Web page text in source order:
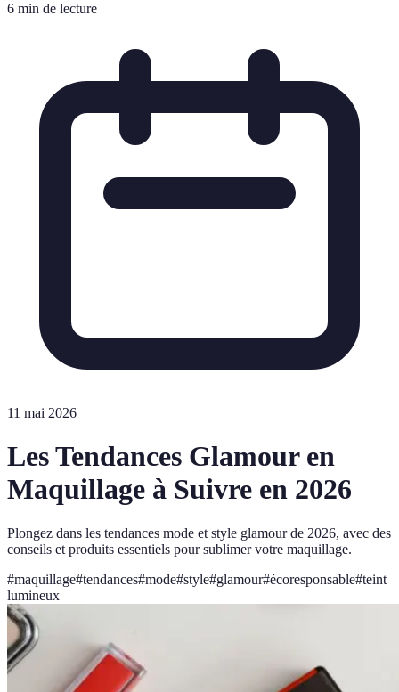
6 min de lecture
11 mai 2026
Les Tendances Glamour en
Maquillage à Suivre en 2026
Plongez dans les tendances mode et style glamour de 2026, avec des
conseils et produits essentiels pour sublimer votre maquillage.
#maquillage#tendances#mode#style#glamour#écoresponsable#teint
lumineux